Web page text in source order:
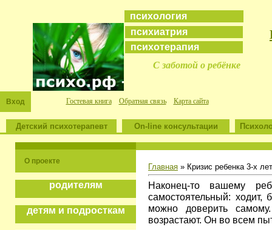
психология
психиатрия
психотерапия
С заботой о ребёнке
Вход Гостевая книга Обратная связь Карта сайта
Детский психотерапевт On-line консультации
О проекте
родителям
детям и подросткам
Главная » Кризис ребенка 3-х лет
Наконец-то вашему
самостоятельный: ходит,
можно доверить
возрастают. Он во всем